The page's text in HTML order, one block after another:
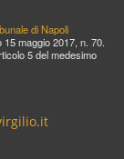
di Napoli
maggio 2017, n. 70.
5 del medesimo